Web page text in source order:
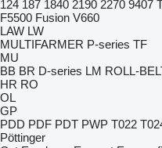
124 187 1840 2190 2270 9407
F5500 Fusion V660
LAW LW
MULTIFARMER P-series TF
MU
BB BR D-series LM ROLL-
HR RO
OL
GP
PDD PDF PDT PWP T022
Pöttinger